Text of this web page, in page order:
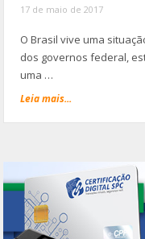
17 de maio de 2017
O Brasil vive uma
dos governos federal,
uma …
Leia mais...